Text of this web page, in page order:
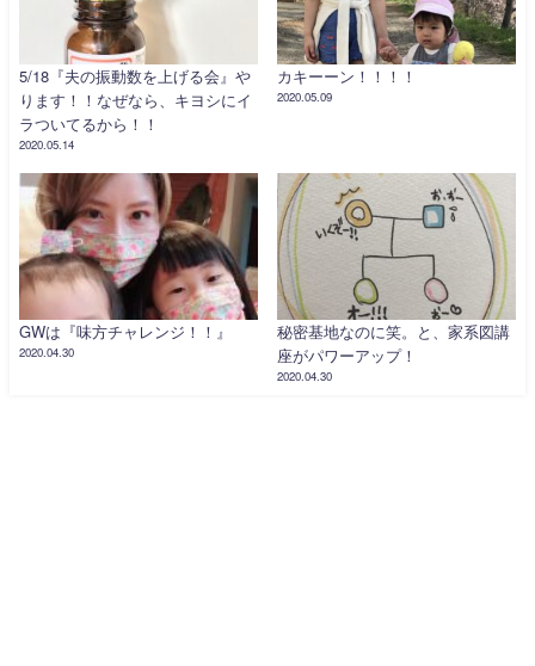
5/18『夫の振動数を上げる会』や
ります！！なぜなら、キヨシにイ
ラついてるから！！
2020.05.14
カキーーン！！！！
2020.05.09
GWは『味方チャレンジ！！』
2020.04.30
秘密基地なのに笑。と、家系図講
座がパワーアップ！
2020.04.30